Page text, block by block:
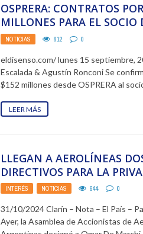
OSPRERA: CONTRATOS
MILLONES PARA EL SOCIO
MENEM Y VISITAS ...
NOTICIAS 612 0
eldisenso.com/ lunes 15 septiembre,
Escalada & Agustín Ronconi Se
$152 millones desde OSPRERA al
LEER MÁS
LLEGAN A AEROLÍNEAS
DIRECTIVOS PARA LA
INTERÉS , NOTICIAS 644 0
31/10/2024 Clarín – Nota – El País –
Ayer, la Asamblea de Accionistas de